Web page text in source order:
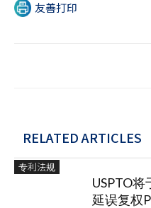
友善打印
RELATED ARTICLES
专利法规
USPTO
延误复权